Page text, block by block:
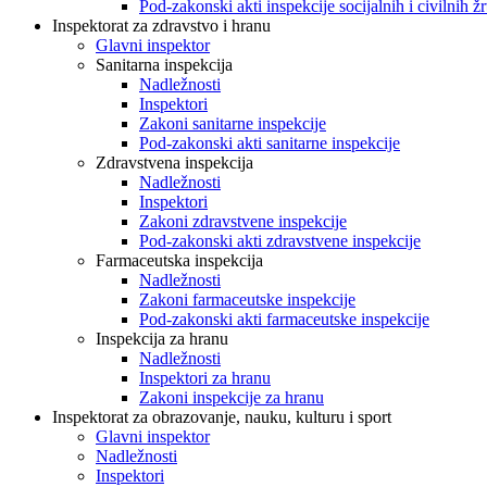
Pod-zakonski akti inspekcije socijalnih i civilnih
Inspektorat za zdravstvo i hranu
Glavni inspektor
Sanitarna inspekcija
Nadležnosti
Inspektori
Zakoni sanitarne inspekcije
Pod-zakonski akti sanitarne inspekcije
Zdravstvena inspekcija
Nadležnosti
Inspektori
Zakoni zdravstvene inspekcije
Pod-zakonski akti zdravstvene inspekcije
Farmaceutska inspekcija
Nadležnosti
Zakoni farmaceutske inspekcije
Pod-zakonski akti farmaceutske inspekcije
Inspekcija za hranu
Nadležnosti
Inspektori za hranu
Zakoni inspekcije za hranu
Inspektorat za obrazovanje, nauku, kulturu i sport
Glavni inspektor
Nadležnosti
Inspektori